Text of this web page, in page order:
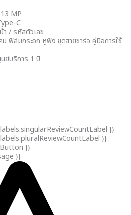
MP
C
า / รหัสตัวเลข
ฟิล์มกระจก หูฟัง ชุดสายชาร์จ คู่มือการใช้
ย์บริการ 1 ปี
}}
}}
}}
}}